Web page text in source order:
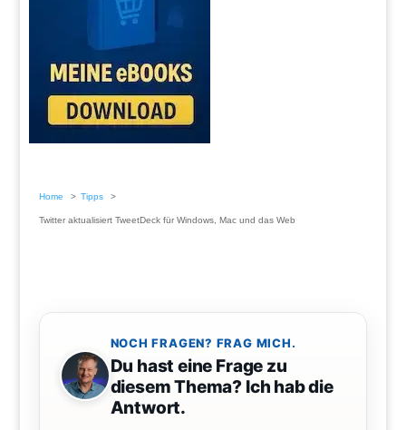
Home Tipps
Twitter aktualisiert TweetDeck für Windows, Mac und das Web
NOCH FRAGEN? FRAG MICH.
Du hast eine Frage zu
diesem Thema? Ich hab die
Antwort.